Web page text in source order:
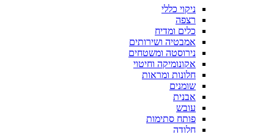
ניקוי כללי
רצפה
כלים ומדיח
אמבטיה ושירותים
נירוסטה ומשטחים
אקונומיקה וחיטוי
חלונות ומראות
שומנים
אבנית
עובש
פותח סתימות
חלודה